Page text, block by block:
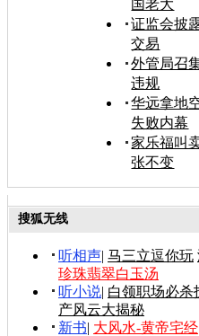
国老大
证监会披
交易
外管局召
违规
华远拿地
失败内幕
家乐福叫
张不变
搜狐无线
听相声| 马三立逗你玩
珍珠翡翠白玉汤
听小说| 白领职场必杀
产风云大揭秘
新书| 大风水-黄帝宅经